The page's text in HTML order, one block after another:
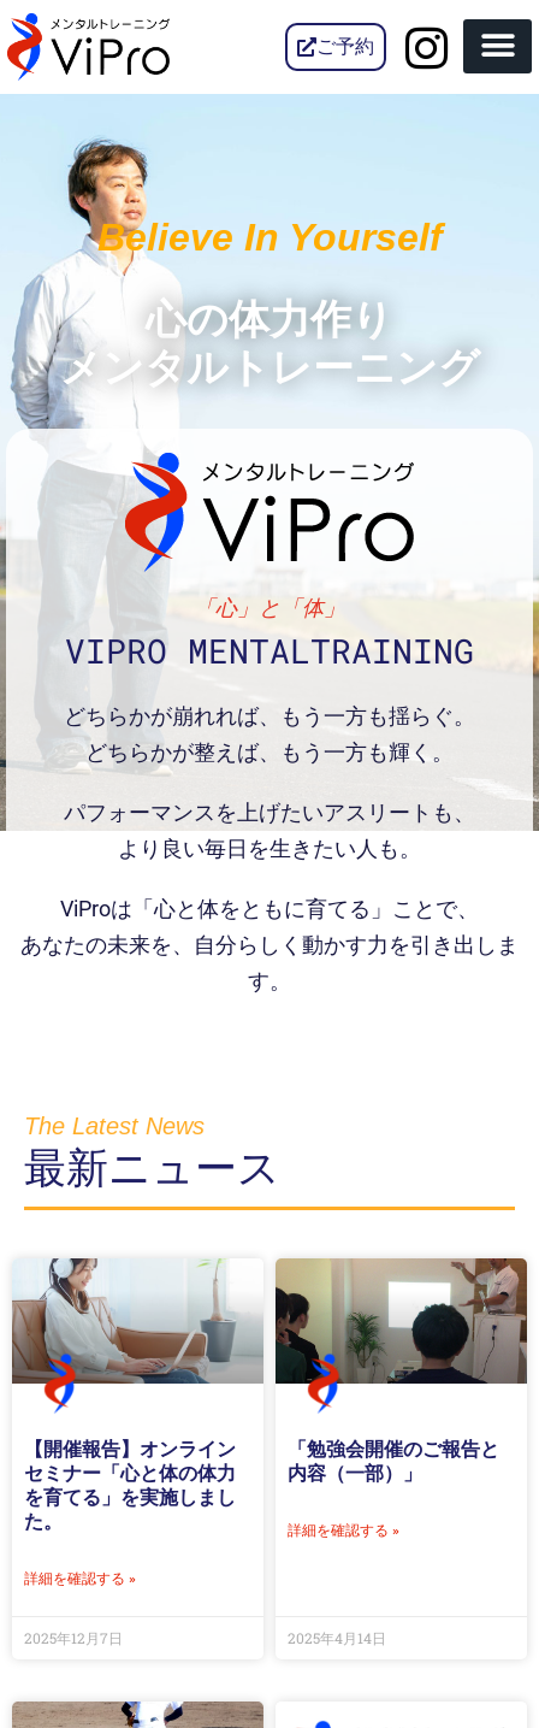
容
を
ス
ご予約
Believe In Yourself
心の体力作り
メンタルトレーニング
「心」と「体」
VIPRO MENTALTRAINING
どちらかが崩れれば、もう一方も揺らぐ。
どちらかが整えば、もう一方も輝く。
パフォーマンスを上げたいアスリートも、
より良い毎日を生きたい人も。
ViProは「心と体をともに育てる」ことで、
あなたの未来を、自分らしく動かす力を引き出しま
す。
The Latest News
最新ニュース
【開催報告】オンライン
セミナー「心と体の体力
を育てる」を実施しまし
た。
詳細を確認する »
2025年12月7日
「勉強会開催のご報告と
内容（一部）」
詳細を確認する »
2025年4月14日